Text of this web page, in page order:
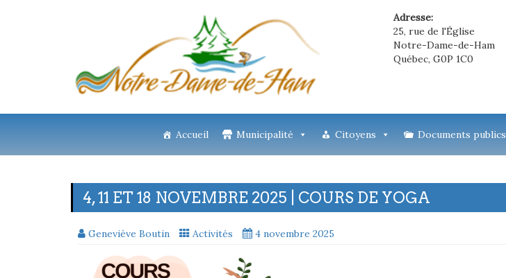
Adresse:
25, rue de l'Église
Notre-Dame-de-Ham
Québec, G0P 1C0
Accueil Municipalité Citoyens Documents publics
4, 11 ET 18 NOVEMBRE 2025 | COURS DE YOGA
Geneviève Boutin Activités 4 novembre 2025